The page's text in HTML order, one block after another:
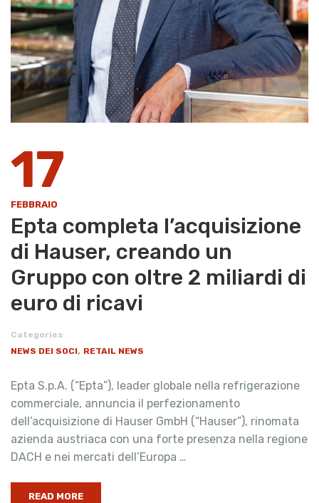
17
FEBBRAIO
Epta completa l’acquisizione
di Hauser, creando un
Gruppo con oltre 2 miliardi di
euro di ricavi
Categories
NEWS DEI SOCI, RETAIL NEWS
Epta S.p.A. (“Epta”), leader globale nella refrigerazione
commerciale, annuncia il perfezionamento
dell’acquisizione di Hauser GmbH (“Hauser”), rinomata
azienda austriaca con una forte presenza nella regione
DACH e nei mercati dell’Europa …
READ MORE